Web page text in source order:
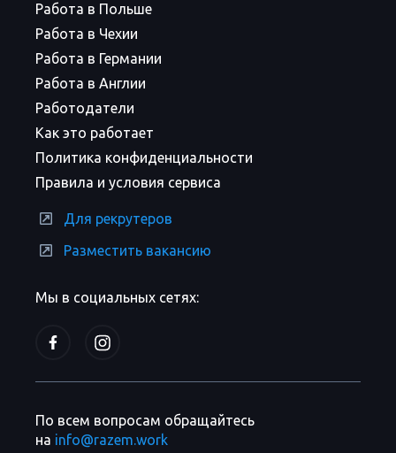
Мы в социальных сетях:
Работа в Польше
Работа в Чехии
Работа в Германии
Работа в Англии
Работодатели
Как это работает
Политика конфиденциальности
Правила и условия сервиса
Для рекрутеров
Разместить вакансию
По всем вопросам обращайтесь
на info@razem.work